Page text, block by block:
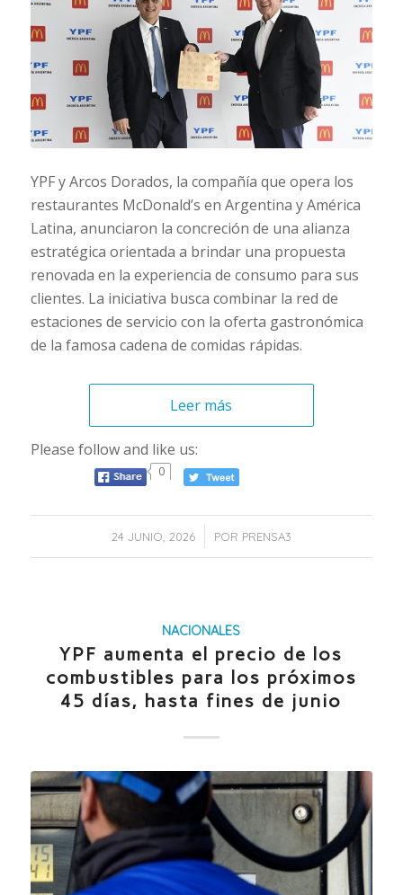
YPF y Arcos Dorados, la compañía que opera los
restaurantes McDonald’s en Argentina y América
Latina, anunciaron la concreción de una alianza
estratégica orientada a brindar una propuesta
renovada en la experiencia de consumo para sus
clientes. La iniciativa busca combinar la red de
estaciones de servicio con la oferta gastronómica
de la famosa cadena de comidas rápidas.
Leer más
Please follow and like us:
0
24 JUNIO, 2026
/ POR PRENSA3
NACIONALES
YPF aumenta el precio de los
combustibles para los próximos
45 días, hasta fines de junio